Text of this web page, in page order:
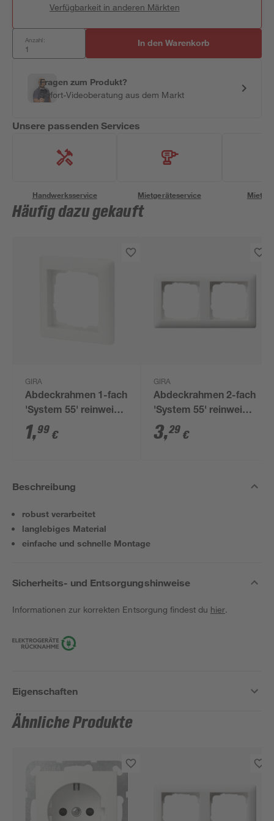
Verfügbarkeit in anderen Märkten
Anzahl: In den Warenkorb
Fragen zum Produkt?
Sofort-Videoberatung aus dem Markt
Unsere passenden Services
Handwerksservice Mietgeräteservice
Häufig dazu gekauft
GIRA
Abdeckrahmen 1-fach
'System 55' reinweiß
matt
1,99 €
GIRA
Abdeckrahmen 2-fach
'System 55' reinweiß
matt
3,29 €
Beschreibung
robust verarbeitet
langlebiges Material
einfache und schnelle Montage
Sicherheits- und Entsorgungshinweise
Informationen zur korrekten Entsorgung findest du hier.
Eigenschaften
Ähnliche Produkte